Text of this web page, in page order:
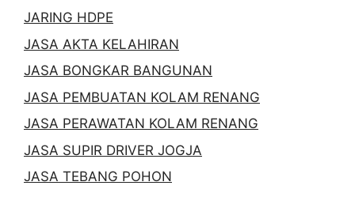
JARING HDPE
JASA AKTA KELAHIRAN
JASA BONGKAR BANGUNAN
JASA PEMBUATAN KOLAM RENANG
JASA PERAWATAN KOLAM RENANG
JASA SUPIR DRIVER JOGJA
JASA TEBANG POHON